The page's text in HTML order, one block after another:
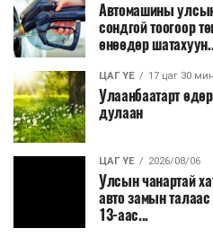
Автомашины
сондгой тоогоор
өнөөдөр
ЦАГ ҮЕ 17 цаг 30
Улаанбаатарт
дулаан
ЦАГ ҮЕ 2026/08/06
Улсын чанартай
авто замын
13-аас...